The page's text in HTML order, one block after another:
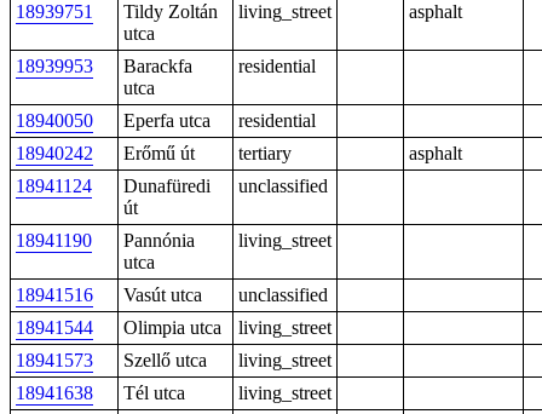
18939751
Tildy Zoltán
utca
living_street asphalt
18939953
Barackfa
utca
residential
18940050 Eperfa utca
residential
18940242
Erőmű út tertiary
asphalt
18941124
Dunafüredi
út
unclassified
18941190
Pannónia
utca
living_street
18941516 Vasút utca
unclassified
18941544
Olimpia utca
living_street
18941573
Szellő utca
living_street
18941638
Tél utca
living_street